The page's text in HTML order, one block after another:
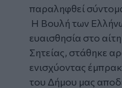
παραληφθεί
Η Βουλή των
ευαισθησία στο
Σητείας, στάθηκε
ενισχύοντας
του Δήμου μας